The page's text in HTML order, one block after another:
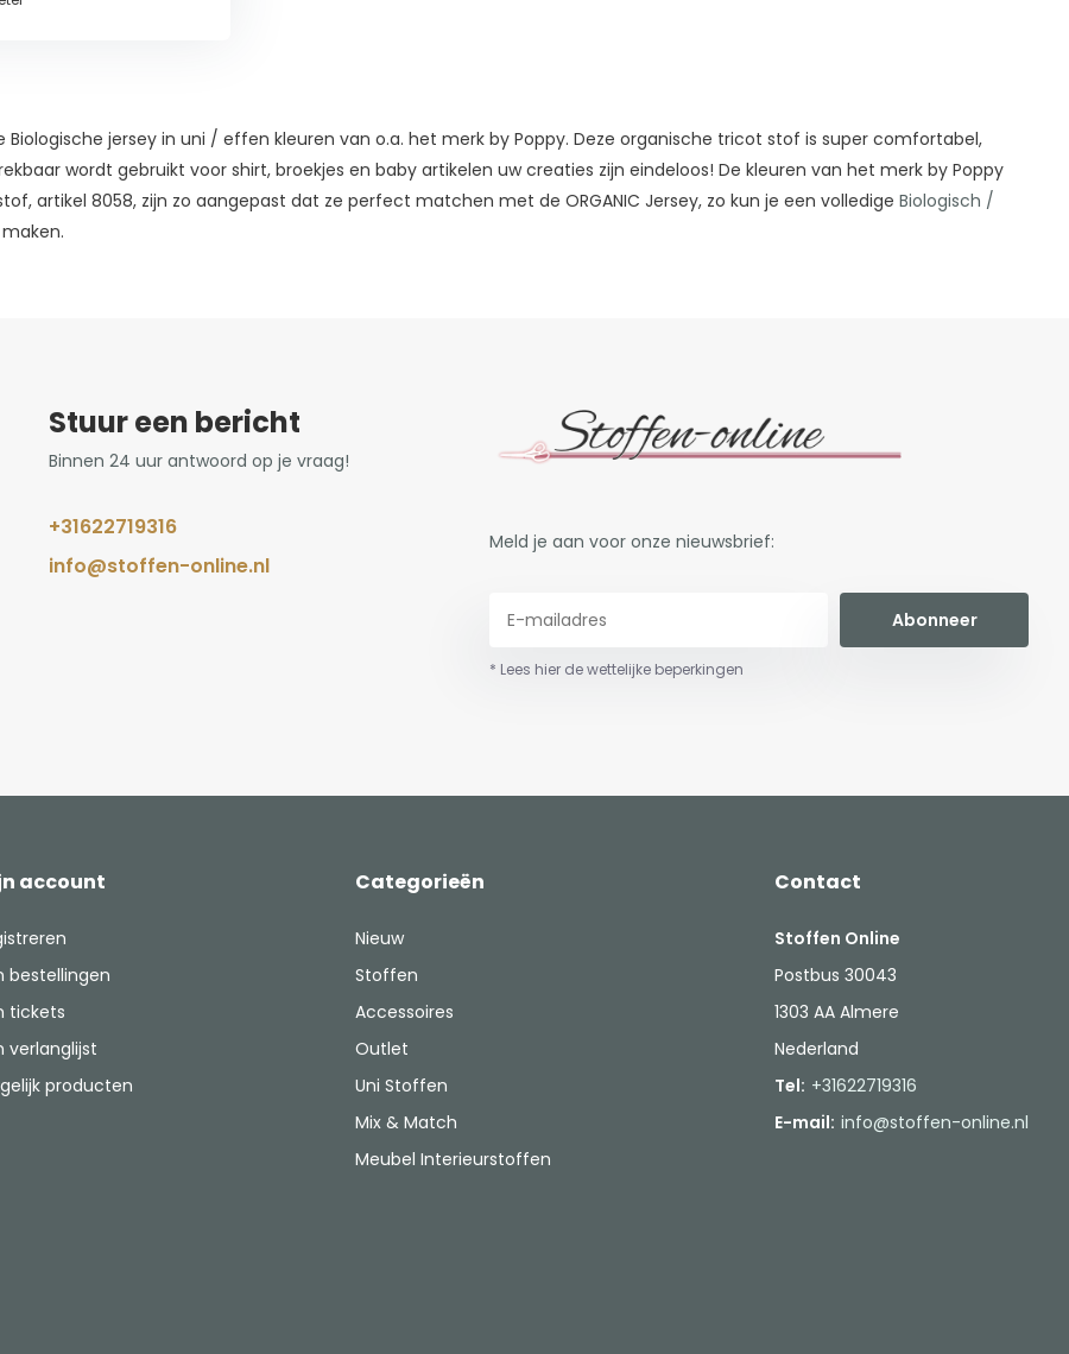
Biologische jersey in uni / effen kleuren van o.a. het merk by Poppy. Deze organische tricot stof is super comfortabel,
wordt gebruikt voor shirt, broekjes en baby artikelen uw creaties zijn eindeloos! De kleuren van het merk by Poppy
artikel 8058, zijn zo aangepast dat ze perfect matchen met de ORGANIC Jersey, zo kun je een volledige Biologisch /
Stuur een bericht
Binnen 24 uur antwoord op je vraag!
+31622719316
info@stoffen-online.nl
Meld je aan voor onze nieuwsbrief:
Abonneer
* Lees hier de wettelijke beperkingen
account
bestellingen
tickets
verlanglijst
producten
Categorieën
Nieuw
Stoffen
Accessoires
Outlet
Uni Stoffen
Mix & Match
Meubel Interieurstoffen
Contact
Stoffen Online
Postbus 30043
1303 AA Almere
Nederland
Tel: +31622719316
E-mail: info@stoffen-online.nl